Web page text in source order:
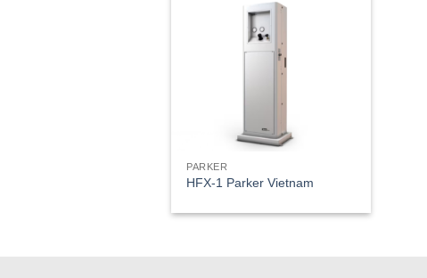
PARKER
HFX-1 Parker Vietnam